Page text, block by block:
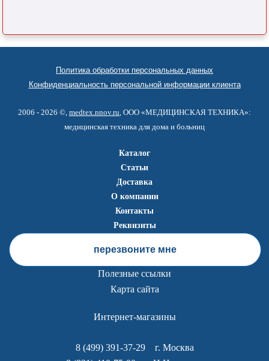
Политика обработки персональных данных
Конфиденциальность персональной информации клиента
2006 - 2026 ©, medtex.nnov.ru, ООО «МЕДИЦИНСКАЯ ТЕХНИКА»:
медицинская техника для дома и больниц
Каталог
Статьи
Доставка
О компании
Контакты
Реквизиты
перезвоните мне
Полезные ссылки
Карта сайта
Интернет-магазины
8 (499) 391-37-29г. Москва